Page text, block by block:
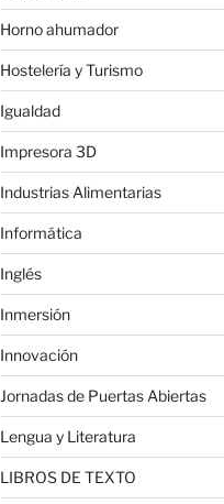
Horno ahumador
Hostelería y Turismo
Igualdad
Impresora 3D
Industrias Alimentarias
Informática
Inglés
Inmersión
Innovación
Jornadas de Puertas Abiertas
Lengua y Literatura
LIBROS DE TEXTO